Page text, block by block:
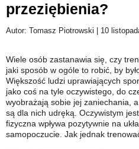
przeziębienia?
Autor: Tomasz Piotrowski | 10
Wiele osób zastanawia się, czy
jaki sposób w ogóle to robić, by
Większość ludzi uprawiających
jako coś na tyle oczywistego, do
wyobrażają sobie jej zaniechania,
są dla nich udręką. Oczywistym
fizyczna wpływa pozytywnie na
samopoczucie. Jak jednak